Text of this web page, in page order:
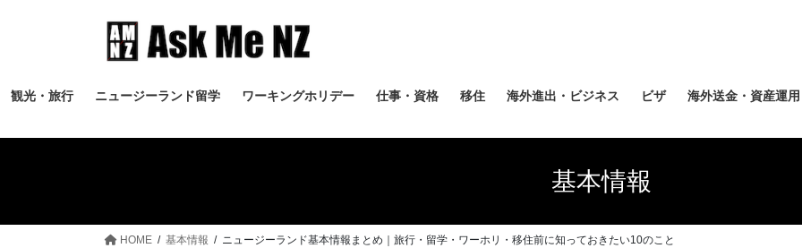
ツ
ス
シ
ン
観光・旅行 ニュージーランド留学 ワーキングホリデー 仕事・資格 移住 海外進出・ビジネス ビザ 海外送金・資産運用
基本情報
HOME 基本情報 ニュージーランド基本情報まとめ｜旅行・留学・ワーホリ・移住前に知っておきたい10のこと